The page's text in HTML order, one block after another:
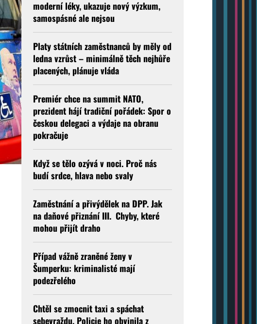
moderní léky, ukazuje nový výzkum,
samospásné ale nejsou
Platy státních zaměstnanců by měly od
ledna vzrůst – minimálně těch nejhůře
placených, plánuje vláda
Premiér chce na summit NATO,
prezident hájí tradiční pořádek: Spor o
českou delegaci a výdaje na obranu
pokračuje
Když se tělo ozývá v noci. Proč nás
budí srdce, hlava nebo svaly
Zaměstnání a přivýdělek na DPP. Jak
na daňové přiznání III. Chyby, které
mohou přijít draho
Případ vážně zraněné ženy v
Šumperku: kriminalisté mají
podezřelého
Chtěl se zmocnit taxi a spáchat
sebevraždu. Policie ho obvinila z